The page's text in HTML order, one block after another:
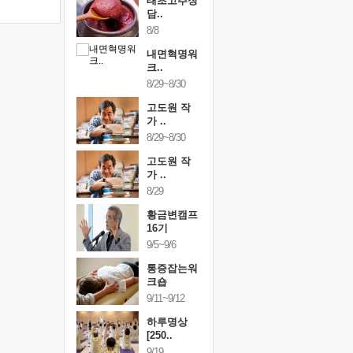
담..
8/8
내면혁명워
크..
8/29~8/30
고도원 작
가 ..
8/29~8/30
고도원 작
가 ..
8/29
황금변캠프
16기
9/5~9/6
통증잡는워
크숍
9/11~9/12
하루명상
[250..